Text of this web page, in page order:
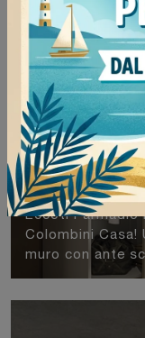
Freedom
Eccoti l'armadio
Colombini Casa!
muro con ante